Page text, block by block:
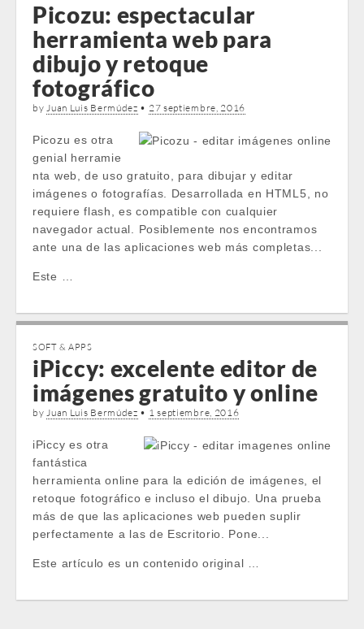
Picozu: espectacular
herramienta web para
dibujo y retoque
fotográfico
byJuan Luis Bermúdez • 27 septiembre, 2016
Picozu es otra
genial herramie
nta web, de uso gratuito, para dibujar y editar
imágenes o fotografías. Desarrollada en HTML5, no
requiere flash, es compatible con cualquier
navegador actual. Posiblemente nos encontramos
ante una de las aplicaciones web más completas...
Este …
SOFT & APPS
iPiccy: excelente editor de
imágenes gratuito y online
byJuan Luis Bermúdez • 1 septiembre, 2016
iPiccy es otra
fantástica
herramienta online para la edición de imágenes, el
retoque fotográfico e incluso el dibujo. Una prueba
más de que las aplicaciones web pueden suplir
perfectamente a las de Escritorio. Pone...
Este artículo es un contenido original …